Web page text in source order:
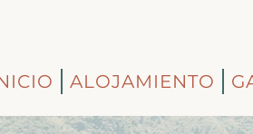
ALOJAMIENTO